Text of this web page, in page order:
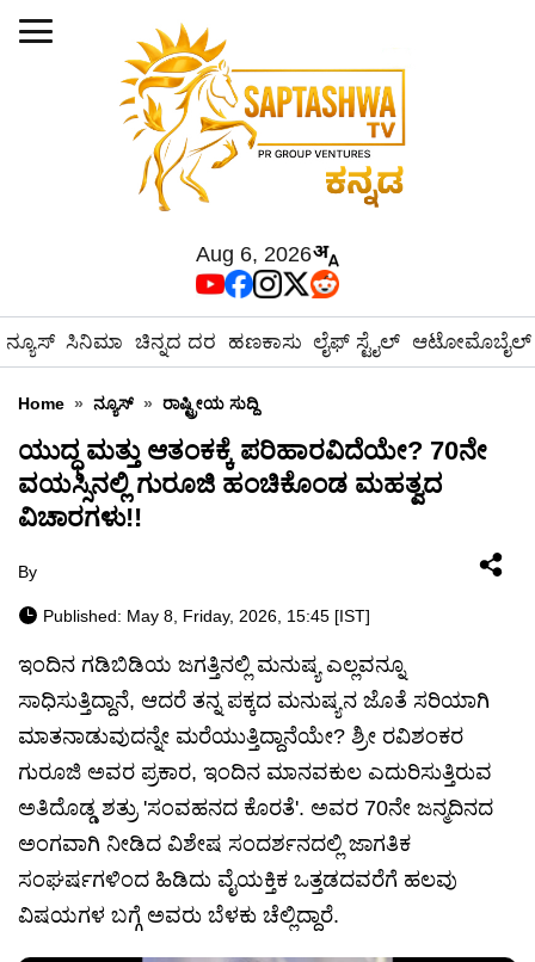
Aug 6, 2026
ನ್ಯೂಸ್ ಸಿನಿಮಾ ಚಿನ್ನದ ದರ ಹಣಕಾಸು ಲೈಫ್ ಸ್ಟೈಲ್ ಆಟೋಮೊಬೈಲ್
Home » ನ್ಯೂಸ್ » ರಾಷ್ಟ್ರೀಯ ಸುದ್ದಿ
ಯುದ್ಧ ಮತ್ತು ಆತಂಕಕ್ಕೆ ಪರಿಹಾರವಿದೆಯೇ? 70ನೇ
ವಯಸ್ಸಿನಲ್ಲಿ ಗುರೂಜಿ ಹಂಚಿಕೊಂಡ ಮಹತ್ವದ
ವಿಚಾರಗಳು!!
By
Published: May 8, Friday, 2026, 15:45 [IST]
ಇಂದಿನ ಗಡಿಬಿಡಿಯ ಜಗತ್ತಿನಲ್ಲಿ ಮನುಷ್ಯ ಎಲ್ಲವನ್ನೂ
ಸಾಧಿಸುತ್ತಿದ್ದಾನೆ, ಆದರೆ ತನ್ನ ಪಕ್ಕದ ಮನುಷ್ಯನ ಜೊತೆ ಸರಿಯಾಗಿ
ಮಾತನಾಡುವುದನ್ನೇ ಮರೆಯುತ್ತಿದ್ದಾನೆಯೇ? ಶ್ರೀ ರವಿಶಂಕರ
ಗುರೂಜಿ ಅವರ ಪ್ರಕಾರ, ಇಂದಿನ ಮಾನವಕುಲ ಎದುರಿಸುತ್ತಿರುವ
ಅತಿದೊಡ್ಡ ಶತ್ರು 'ಸಂವಹನದ ಕೊರತೆ'. ಅವರ 70ನೇ ಜನ್ಮದಿನದ
ಅಂಗವಾಗಿ ನೀಡಿದ ವಿಶೇಷ ಸಂದರ್ಶನದಲ್ಲಿ ಜಾಗತಿಕ
ಸಂಘರ್ಷಗಳಿಂದ ಹಿಡಿದು ವೈಯಕ್ತಿಕ ಒತ್ತಡದವರೆಗೆ ಹಲವು
ವಿಷಯಗಳ ಬಗ್ಗೆ ಅವರು ಬೆಳಕು ಚೆಲ್ಲಿದ್ದಾರೆ.